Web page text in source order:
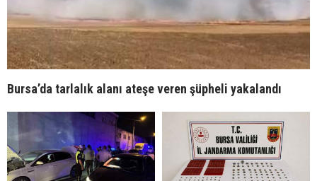
Bursa’da tarlalık alanı ateşe veren şüpheli yakalandı